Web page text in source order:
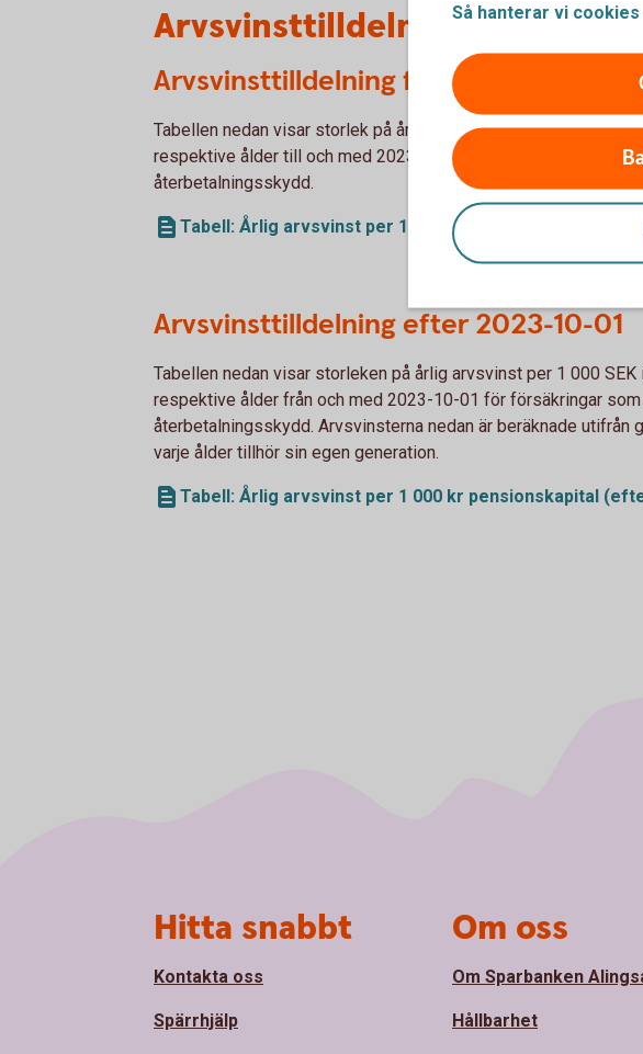
Arvsvinsttilldelning före och
Arvsvinsttilldelning före 2023-10-01
Tabellen nedan visar storlek på årlig arvsvinst per 1 000 SEK i
respektive ålder till och med 2023-09-30 för försäkringar som
återbetalningsskydd.
Tabell: Årlig arvsvinst per 1 000 kr pensionskapital
Arvsvinsttilldelning efter 2023-10-01
Tabellen nedan visar storleken på årlig arvsvinst per 1 000
respektive ålder från och med 2023-10-01 för försäkringar som
återbetalningsskydd. Arvsvinsterna nedan är beräknade utifrån
varje ålder tillhör sin egen generation.
Tabell: Årlig arvsvinst per 1 000 kr pensionskapital
Så hanterar vi cookies
Hitta snabbt
Kontakta oss
Spärrhjälp
Om oss
Om Sparbanken
Hållbarhet